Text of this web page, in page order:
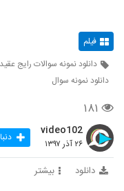
فیلم
دانلود نمونه سوالات رایج
دانلود نمونه سوال
۱۸۱
video102
۲۶ آذر ۱۳۹۷
دانلود بیشتر